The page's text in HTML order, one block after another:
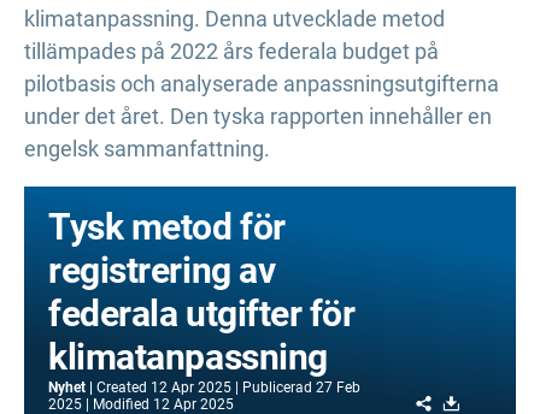
klimatanpassning. Denna utvecklade metod
tillämpades på 2022 års federala budget på
pilotbasis och analyserade anpassningsutgifterna
under det året. Den tyska rapporten innehåller en
engelsk sammanfattning.
Tysk metod för
registrering av
federala utgifter för
klimatanpassning
Nyhet Created 12 Apr 2025 Publicerad 27 Feb
2025
Modified 12 Apr 2025 Share